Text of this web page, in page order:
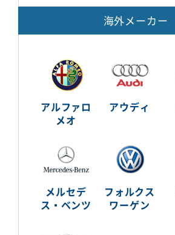
海外メーカー
アルファロ
メオ
アウディ
メルセデ
ス・ベンツ
フォルクス
ワーゲン